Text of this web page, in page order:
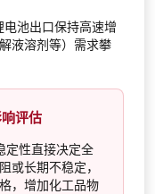
池出口保持高速增
液溶剂等）需求攀
评估
定性直接决定全
或长期不稳定，
，增加化工品物